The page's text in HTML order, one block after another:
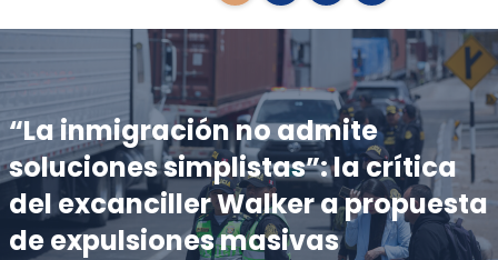
“La inmigración no admite
soluciones simplistas”: la crítica
del excanciller Walker a propuesta
de expulsiones masivas